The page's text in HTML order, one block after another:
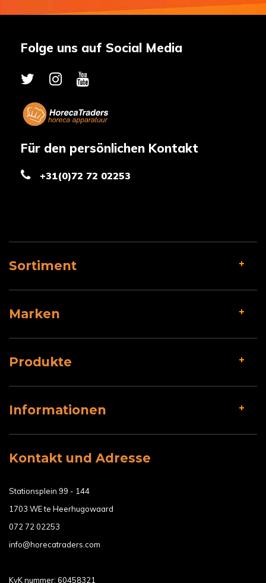
Folge uns auf Social Media
Für den persönlichen Kontakt
+31(0)72 72 02253
Sortiment
Marken
Produkte
Informationen
Kontakt und Adresse
Stationsplein 99 - 144
1703 WE te Heerhugowaard
072 72 02253
info@horecatraders.com
KvK nummer: 60458321